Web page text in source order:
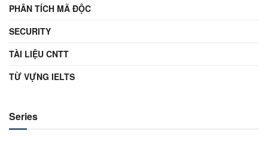
PHÂN TÍCH MÃ ĐỘC
SECURITY
TÀI LIỆU CNTT
TỪ VỰNG IELTS
Series